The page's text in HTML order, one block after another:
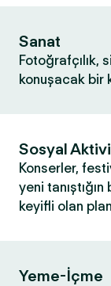
Sanat
Fotoğrafçılık,
konuşacak bir
Sosyal
Konserler,
yeni
keyifli olan
Yeme-İçme